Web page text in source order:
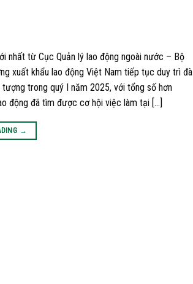
nhất từ Cục Quản lý lao động ngoài nước – Bộ
xuất khẩu lao động Việt Nam tiếp tục duy trì đà
trong quý I năm 2025, với tổng số hơn
động đã tìm được cơ hội việc làm tại […]
→